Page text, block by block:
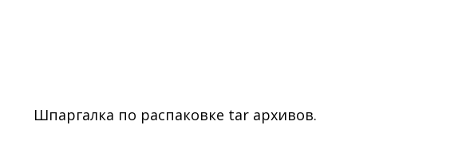
Шпаргалка по распаковке tar архивов.